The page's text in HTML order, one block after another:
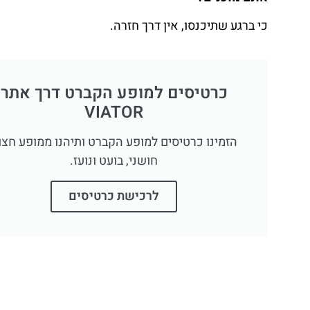
כי ברגע שתיכנסו, אין דרך חזרה.
כרטיסים למופע הקברט דרך אתר
VIATOR
הזמינו כרטיסים למופע הקברט ותיהנו ממופע
חושני, בועט ונועז.
לרכישת כרטיסים